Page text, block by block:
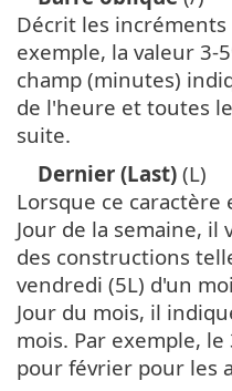
Décrit les incréments
exemple, la valeur 3-
champ (minutes)
de l'heure et toutes
suite.
Dernier (Last) (L)
Lorsque ce
Jour de la semaine,
des constructions
vendredi (5L) d'un
Jour du mois, il
mois. Par exemple,
pour février pour les